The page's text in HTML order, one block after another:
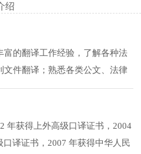
绍
富的翻译工作经验，了解各种法
文件翻译；熟悉各类公文、法律
较强的表达和沟通能力；具有较
分析能力；为人正直、遵纪守
于与人交往，较好的团队精神。
年获得上外高级口译证书，2004
口译证书，2007 年获得中华人民